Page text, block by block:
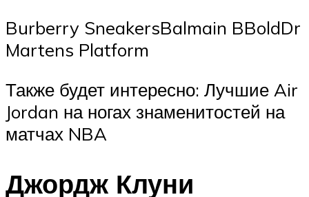
Burberry SneakersBalmain BBoldDr
Martens Platform
Также будет интересно: Лучшие Air
Jordan на ногах знаменитостей на
матчах NBA
Джордж Клуни